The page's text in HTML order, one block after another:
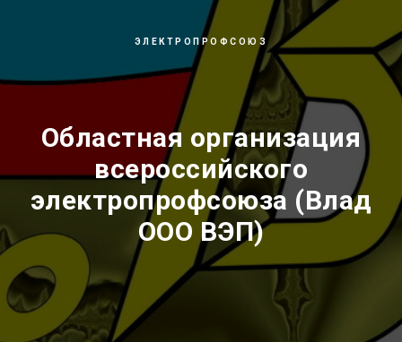
ЭЛЕКТРОПРОФСОЮЗ
Областная организация
всероссийского
электропрофсоюза (Влад
ООО ВЭП)